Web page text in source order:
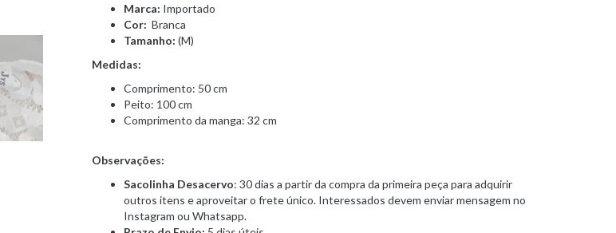
Marca: Importado
Cor: Branca
Tamanho: (M)
Medidas:
Comprimento: 50 cm
Peito: 100 cm
Comprimento da manga: 32 cm
Observações:
Sacolinha Desacervo: 30 dias a partir da compra da primeira peça para adquirir
outros itens e aproveitar o frete único. Interessados devem enviar mensagem no
Instagram ou Whatsapp.